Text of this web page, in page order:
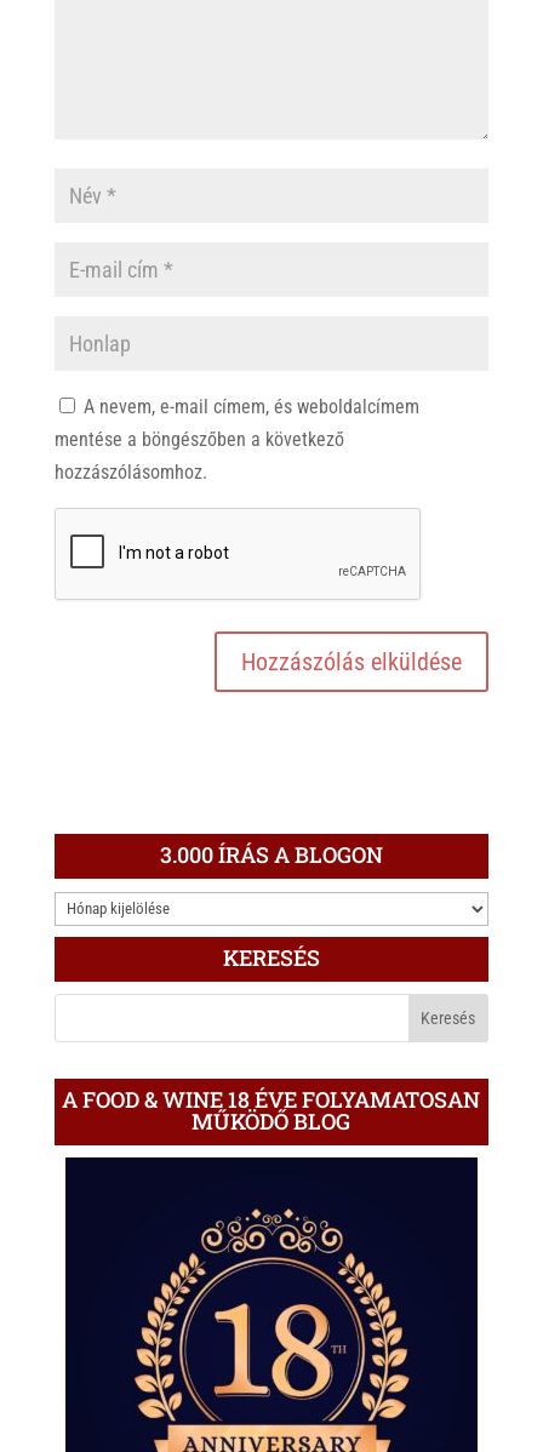
A nevem, e-mail címem, és weboldalcímem
mentése a böngészőben a következő
hozzászólásomhoz.
3.000 ÍRÁS A BLOGON
3.000
ÍRÁS
KERESÉS
A FOOD & WINE 18 ÉVE FOLYAMATOSAN
MŰKÖDŐ BLOG